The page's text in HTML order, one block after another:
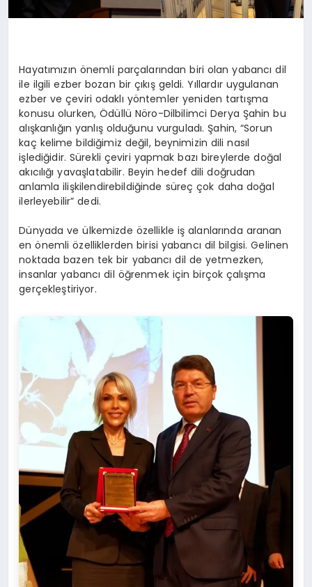
Hayatımızın önemli parçalarından biri olan yabancı dil
ile ilgili ezber bozan bir çıkış geldi. Yıllardır uygulanan
ezber ve çeviri odaklı yöntemler yeniden tartışma
konusu olurken, Ödüllü Nöro-Dilbilimci Derya Şahin bu
alışkanlığın yanlış olduğunu vurguladı. Şahin, “Sorun
kaç kelime bildiğimiz değil, beynimizin dili nasıl
işlediğidir. Sürekli çeviri yapmak bazı bireylerde doğal
akıcılığı yavaşlatabilir. Beyin hedef dili doğrudan
anlamla ilişkilendirebildiğinde süreç çok daha doğal
ilerleyebilir” dedi.
Dünyada ve ülkemizde özellikle iş alanlarında aranan
en önemli özelliklerden birisi yabancı dil bilgisi. Gelinen
noktada bazen tek bir yabancı dil de yetmezken,
insanlar yabancı dil öğrenmek için birçok çalışma
gerçekleştiriyor.